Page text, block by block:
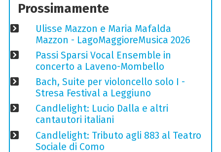
Prossimamente
Ulisse Mazzon e Maria Mafalda
Mazzon - LagoMaggioreMusica 2026
Passi Sparsi Vocal Ensemble in
concerto a Laveno-Mombello
Bach, Suite per violoncello solo I -
Stresa Festival a Leggiuno
Candlelight: Lucio Dalla e altri
cantautori italiani
Candlelight: Tributo agli 883 al Teatro
Sociale di Como